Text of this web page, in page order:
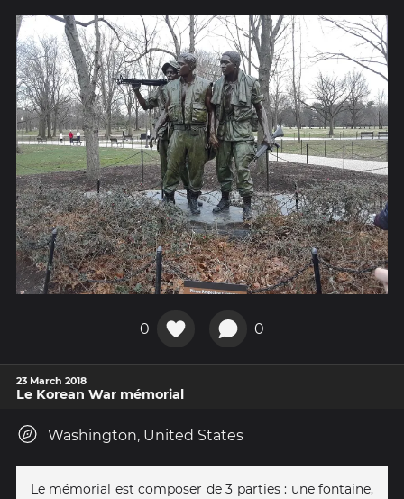
0 0
23 March 2018
Le Korean War mémorial
Washington, United States
Le mémorial est composer de 3 parties : une fontaine,